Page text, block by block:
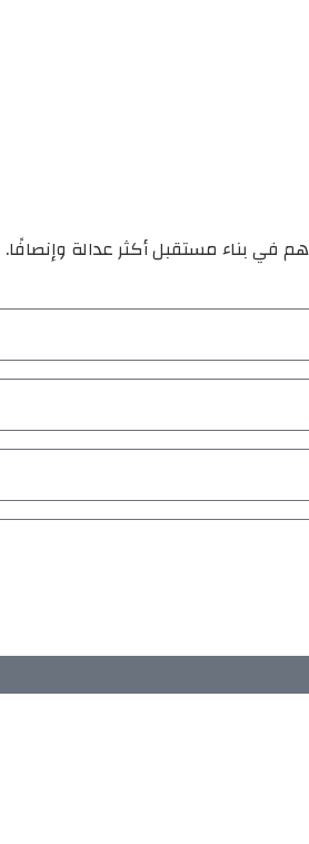
في بناء مستقبل أكثر عدالة